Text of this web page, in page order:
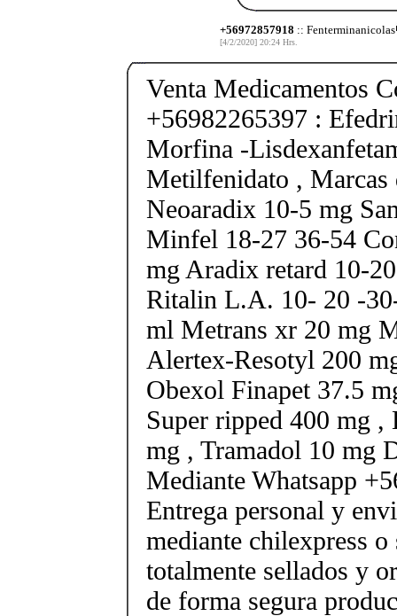
+56972857918 :: Fenterminanicolas
[4/2/2020] 20:24 Hrs.
Venta Medicamentos
+56982265397 :
Morfina -
Metilfenidato , Marcas
Neoaradix 10-5 mg
Minfel 18-27 36-54
mg Aradix retard 10-
Ritalin L.A. 10- 20 -
ml Metrans xr 20 mg
Alertex-Resotyl 200
Obexol Finapet 37.5
Super ripped 400 mg ,
mg , Tramadol 10 mg
Mediante Whatsapp
Entrega personal y
mediante chilexpress
totalmente sellados y
de forma segura